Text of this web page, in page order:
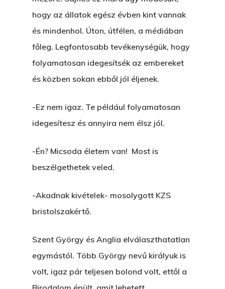
hogy az állatok egész évben kint vannak
és mindenhol. Úton, útfélen, a médiában
főleg. Legfontosabb tevékenységük, hogy
folyamatosan idegesítsék az embereket
és közben sokan ebből jól éljenek.
-Ez nem igaz. Te például folyamatosan
idegesítesz és annyira nem élsz jól.
-Én? Micsoda életem van! Most is
beszélgethetek veled.
-Akadnak kivételek- mosolygott KZS
bristolszakértő.
Szent György és Anglia elválaszthatatlan
egymástól. Több György nevű királyuk is
volt, igaz pár teljesen bolond volt, ettől a